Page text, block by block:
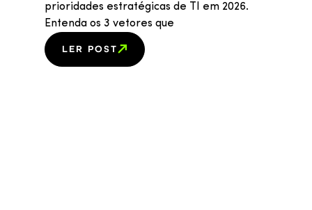
prioridades estratégicas de TI em 2026.
Entenda os 3 vetores que
LER POST